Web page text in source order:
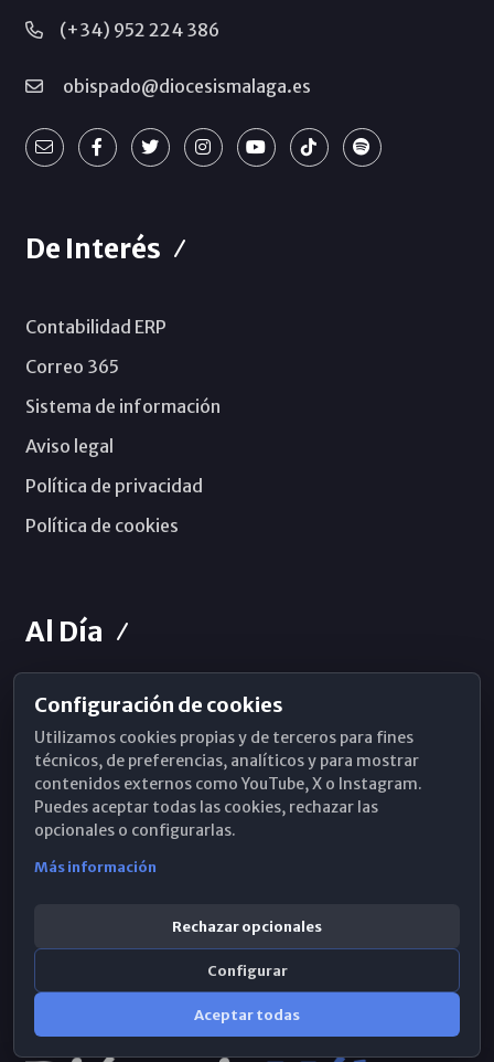
(+34) 952 224 386
obispado@diocesismalaga.es
De Interés
Contabilidad ERP
Correo 365
Sistema de información
Aviso legal
Política de privacidad
Política de cookies
Al Día
Horarios de Misa
Hemeroteca
WhatsApp
Configuración de cookies
Utilizamos cookies propias y de terceros para fines
técnicos, de preferencias, analíticos y para mostrar
contenidos externos como YouTube, X o Instagram.
Puedes aceptar todas las cookies, rechazar las
opcionales o configurarlas.
Más información
Rechazar opcionales
Configurar
Aceptar todas